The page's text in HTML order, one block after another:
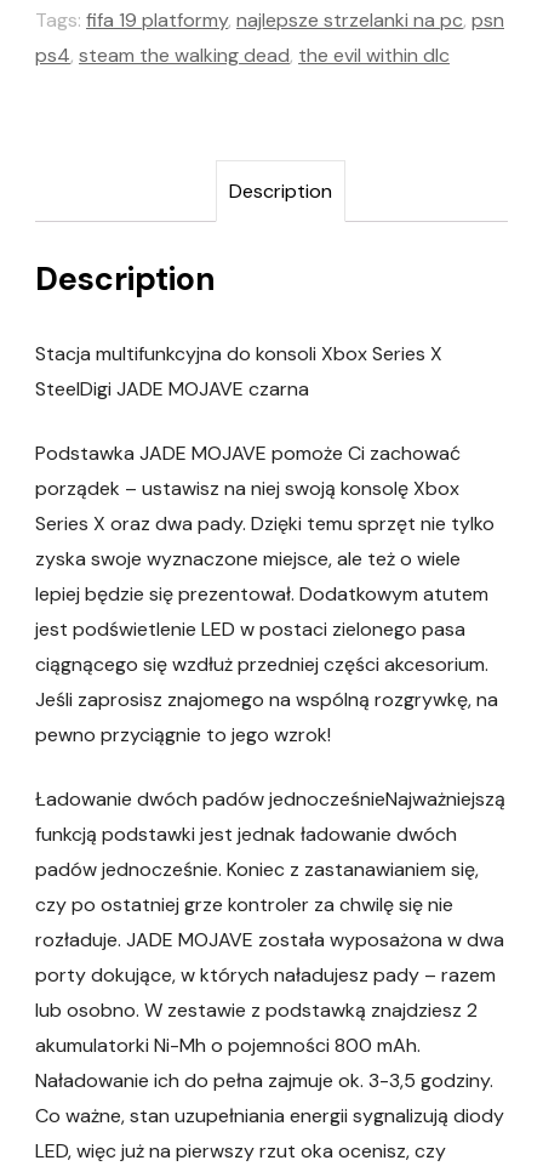
Tags: fifa 19 platformy, najlepsze strzelanki na pc, psn
ps4, steam the walking dead, the evil within dlc
Description
Description
Stacja multifunkcyjna do konsoli Xbox Series X
SteelDigi JADE MOJAVE czarna
Podstawka JADE MOJAVE pomoże Ci zachować
porządek – ustawisz na niej swoją konsolę Xbox
Series X oraz dwa pady. Dzięki temu sprzęt nie tylko
zyska swoje wyznaczone miejsce, ale też o wiele
lepiej będzie się prezentował. Dodatkowym atutem
jest podświetlenie LED w postaci zielonego pasa
ciągnącego się wzdłuż przedniej części akcesorium.
Jeśli zaprosisz znajomego na wspólną rozgrywkę, na
pewno przyciągnie to jego wzrok!
Ładowanie dwóch padów jednocześnieNajważniejszą
funkcją podstawki jest jednak ładowanie dwóch
padów jednocześnie. Koniec z zastanawianiem się,
czy po ostatniej grze kontroler za chwilę się nie
rozładuje. JADE MOJAVE została wyposażona w dwa
porty dokujące, w których naładujesz pady – razem
lub osobno. W zestawie z podstawką znajdziesz 2
akumulatorki Ni-Mh o pojemności 800 mAh.
Naładowanie ich do pełna zajmuje ok. 3-3,5 godziny.
Co ważne, stan uzupełniania energii sygnalizują diody
LED, więc już na pierwszy rzut oka ocenisz, czy